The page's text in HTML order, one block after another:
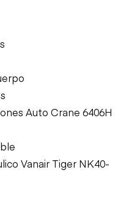
Auto Crane 6406H
Vanair Tiger NK40-